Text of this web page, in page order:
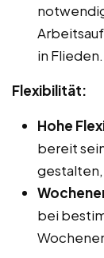
in Flieden.
Flexibilität:
Hohe
bereit
bei